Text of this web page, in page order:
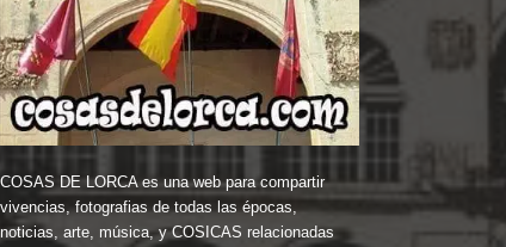
COSAS DE LORCA es una web para compartir
vivencias, fotografias de todas las épocas,
noticias, arte, música, y COSICAS relacionadas